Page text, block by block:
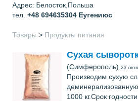
Адрес: Белосток,Польша
тел. +48 694635304 Еугениюс
Товары > Продукты питания
Сухая
(Симферополь) 23
Производим сухую
1000 кг.Срок